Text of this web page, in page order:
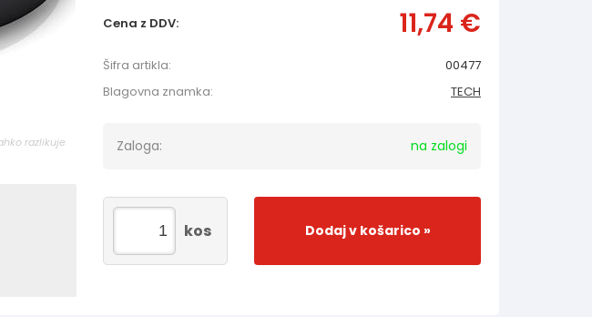
razlikuje
Cena z DDV: 11,74 €
Šifra artikla:
00477
Blagovna znamka:
TECH
Zaloga: na zalogi
Dodaj v košarico
kos